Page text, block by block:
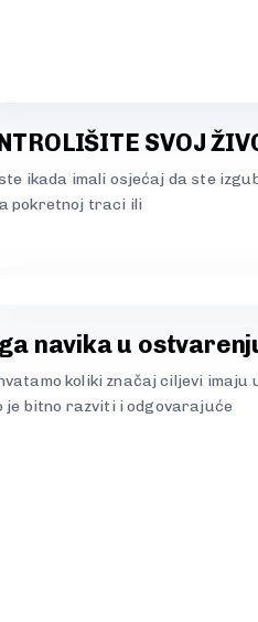
SVOJ
ikada imali osjećaj da ste
pokretnoj traci ili
navika u
koliki značaj ciljevi imaju
je bitno razviti i odgovarajuće